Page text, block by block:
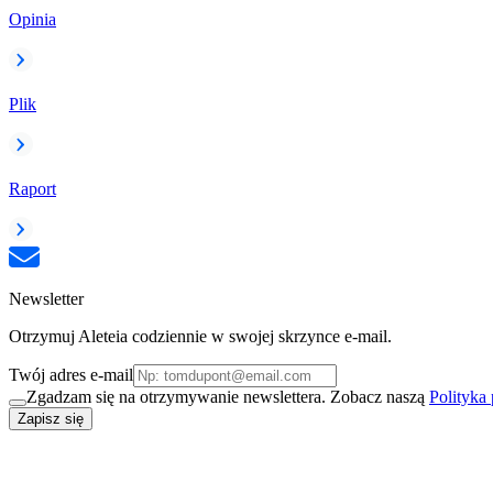
Opinia
Plik
Raport
Newsletter
Otrzymuj Aleteia codziennie w swojej skrzynce e-mail.
Twój adres e-mail
Zgadzam się na otrzymywanie newslettera. Zobacz naszą Polityka
Zapisz się